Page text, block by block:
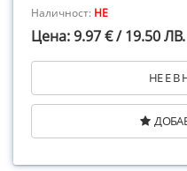
Наличност: НЕ
Цена: 9.97 € / 19.50 ЛВ.
НЕ Е В